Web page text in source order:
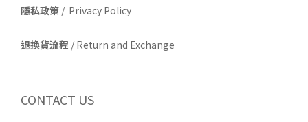
隱私政策 / Privacy Policy
退換貨流程 / Return and Exchange
CONTACT US